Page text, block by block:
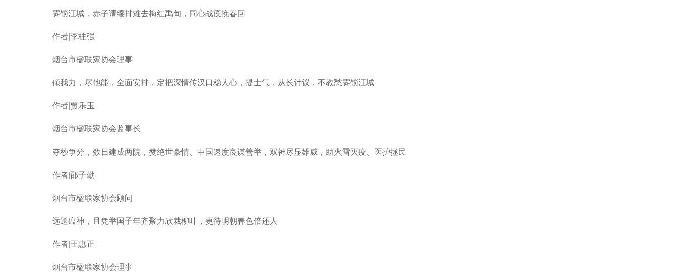
雾锁江城，赤子请缨排难去梅红禹甸，同心战疫挽春回
作者|李桂强
烟台市楹联家协会理事
倾我力，尽他能，全面安排，定把深情传汉口稳人心，提士气，从长计议，不教愁雾锁江城
作者|贾乐玉
烟台市楹联家协会监事长
夺秒争分，数日建成两院，赞绝世豪情、中国速度良谋善举，双神尽显雄威，助火雷灭疫、医护拯民
作者|邵子勤
烟台市楹联家协会顾问
远送瘟神，且凭举国子年齐聚力欣裁柳叶，更待明朝春色倍还人
作者|王惠正
烟台市楹联家协会理事